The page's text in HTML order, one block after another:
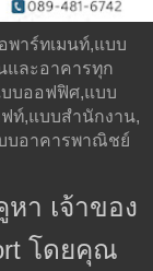
พาร์ทเมนท์,แบบ
และอาคารทุก
บบออฟฟิศ,แบบ
ท์,แบบสำนักงาน,
บอาคารพาณิชย์
า เจ้าของ
โดยคุณ